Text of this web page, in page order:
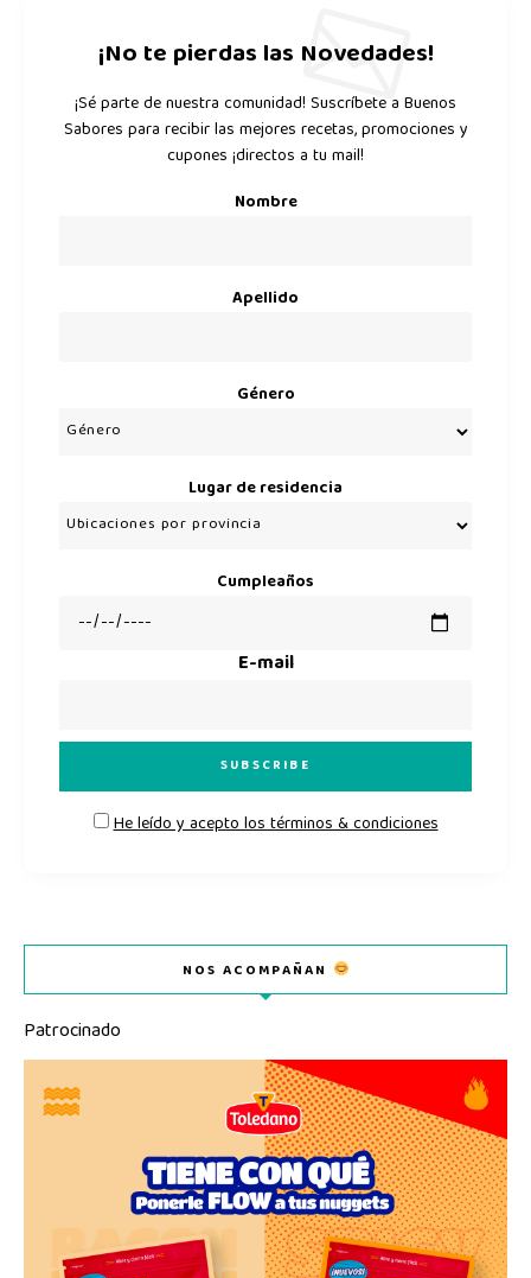
¡No te pierdas las Novedades!
¡Sé parte de nuestra comunidad! Suscríbete a Buenos
Sabores para recibir las mejores recetas, promociones y
cupones ¡directos a tu mail!
Nombre
Apellido
Género
Lugar de residencia
Cumpleaños
E-mail
He leído y acepto los términos & condiciones
NOS ACOMPAÑAN
Patrocinado